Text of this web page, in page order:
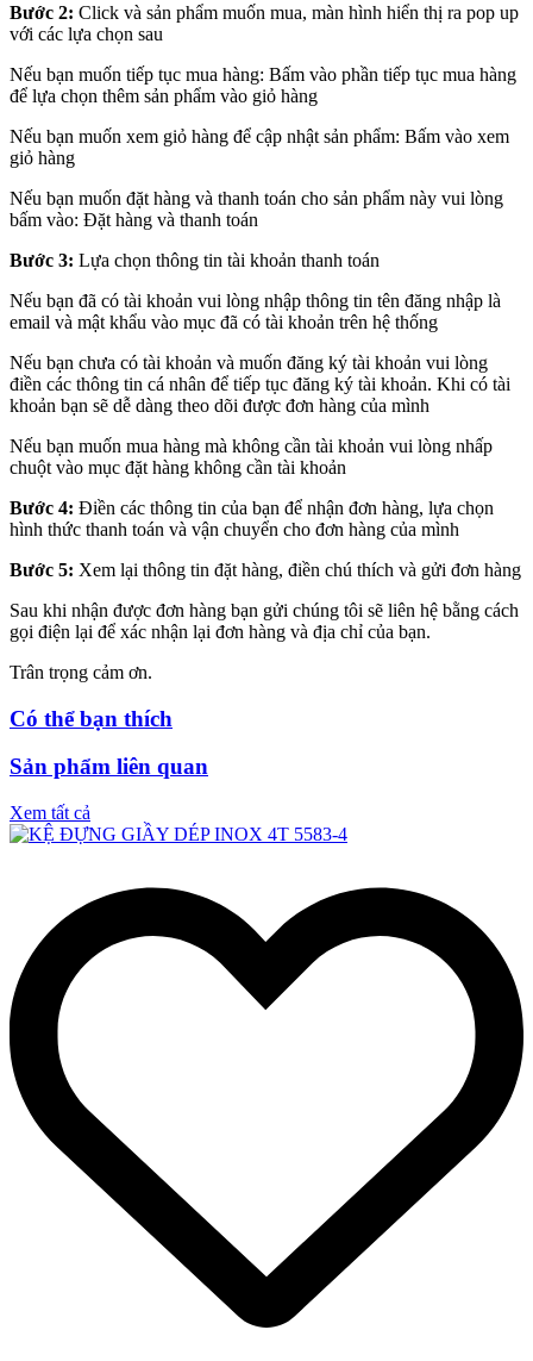
Bước 2: Click và sản phẩm muốn mua, màn hình hiển thị ra pop up
với các lựa chọn sau
Nếu bạn muốn tiếp tục mua hàng: Bấm vào phần tiếp tục mua hàng
để lựa chọn thêm sản phẩm vào giỏ hàng
Nếu bạn muốn xem giỏ hàng để cập nhật sản phẩm: Bấm vào xem
giỏ hàng
Nếu bạn muốn đặt hàng và thanh toán cho sản phẩm này vui lòng
bấm vào: Đặt hàng và thanh toán
Bước 3: Lựa chọn thông tin tài khoản thanh toán
Nếu bạn đã có tài khoản vui lòng nhập thông tin tên đăng nhập là
email và mật khẩu vào mục đã có tài khoản trên hệ thống
Nếu bạn chưa có tài khoản và muốn đăng ký tài khoản vui lòng
điền các thông tin cá nhân để tiếp tục đăng ký tài khoản. Khi có tài
khoản bạn sẽ dễ dàng theo dõi được đơn hàng của mình
Nếu bạn muốn mua hàng mà không cần tài khoản vui lòng nhấp
chuột vào mục đặt hàng không cần tài khoản
Bước 4: Điền các thông tin của bạn để nhận đơn hàng, lựa chọn
hình thức thanh toán và vận chuyển cho đơn hàng của mình
Bước 5: Xem lại thông tin đặt hàng, điền chú thích và gửi đơn hàng
Sau khi nhận được đơn hàng bạn gửi chúng tôi sẽ liên hệ bằng cách
gọi điện lại để xác nhận lại đơn hàng và địa chỉ của bạn.
Trân trọng cảm ơn.
Có thể bạn thích
Sản phẩm liên quan
Xem tất cả